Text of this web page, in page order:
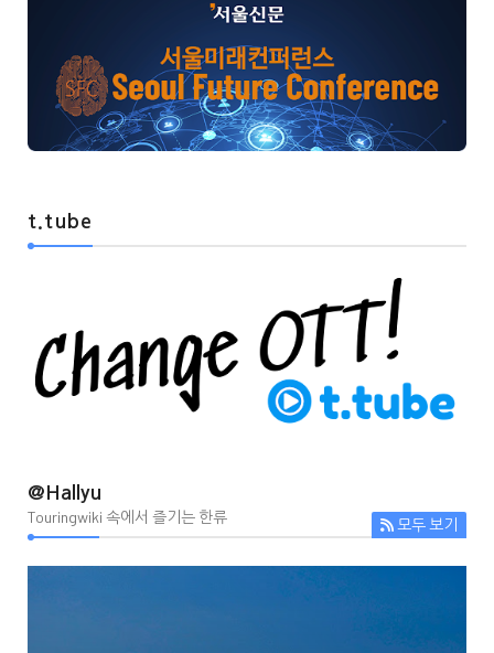
t.tube
@Hallyu
Touringwiki 속에서 즐기는 한류 모두 보기